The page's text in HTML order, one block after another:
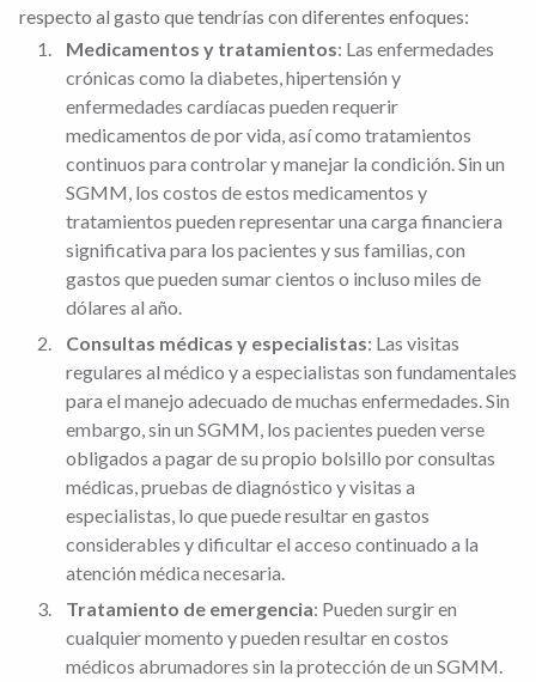
respecto al gasto que tendrías con diferentes enfoques:
Medicamentos y tratamientos: Las enfermedades
crónicas como la diabetes, hipertensión y
enfermedades cardíacas pueden requerir
medicamentos de por vida, así como tratamientos
continuos para controlar y manejar la condición. Sin un
SGMM, los costos de estos medicamentos y
tratamientos pueden representar una carga financiera
significativa para los pacientes y sus familias, con
gastos que pueden sumar cientos o incluso miles de
dólares al año.
Consultas médicas y especialistas: Las visitas
regulares al médico y a especialistas son fundamentales
para el manejo adecuado de muchas enfermedades. Sin
embargo, sin un SGMM, los pacientes pueden verse
obligados a pagar de su propio bolsillo por consultas
médicas, pruebas de diagnóstico y visitas a
especialistas, lo que puede resultar en gastos
considerables y dificultar el acceso continuado a la
atención médica necesaria.
Tratamiento de emergencia: Pueden surgir en
cualquier momento y pueden resultar en costos
médicos abrumadores sin la protección de un SGMM.